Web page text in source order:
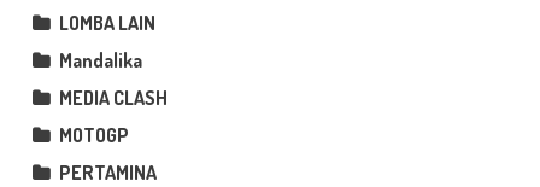
LOMBA LAIN
Mandalika
MEDIA CLASH
MOTOGP
PERTAMINA